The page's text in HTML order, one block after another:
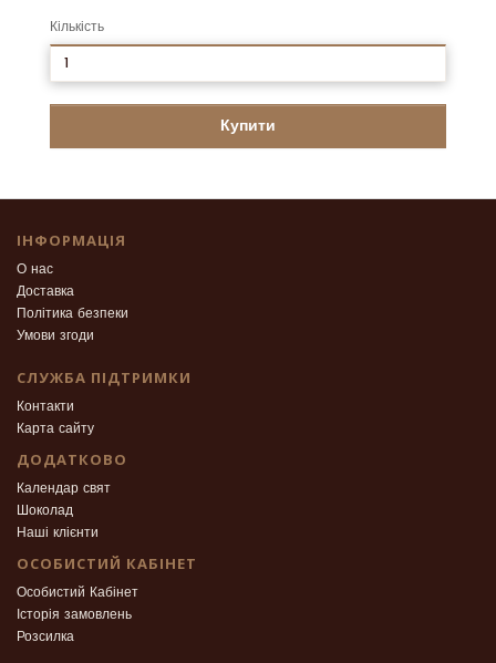
Кількість
Купити
ІНФОРМАЦІЯ
О нас
Доставка
Політика безпеки
Умови згоди
СЛУЖБА ПІДТРИМКИ
Контакти
Карта сайту
ДОДАТКОВО
Календар свят
Шоколад
Наші клієнти
ОСОБИСТИЙ КАБІНЕТ
Особистий Кабінет
Історія замовлень
Розсилка